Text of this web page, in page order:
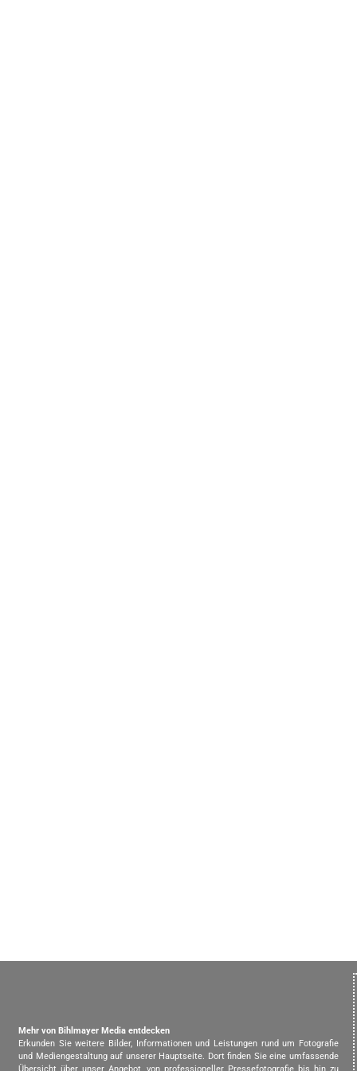
Mehr von Bihlmayer Media entdecken
Erkunden Sie weitere Bilder, Informationen und Leistungen rund um Fotografie
und Mediengestaltung auf unserer Hauptseite. Dort finden Sie eine umfassende
Übersicht über unser Angebot, von professioneller Pressefotografie bis hin zu